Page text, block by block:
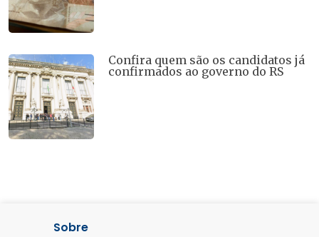
Confira quem são os candidatos já
confirmados ao governo do RS
Sobre